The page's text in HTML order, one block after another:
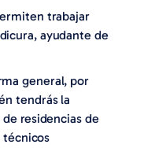
trabajar
ayudante de
general, por
tendrás la
residencias de
técnicos